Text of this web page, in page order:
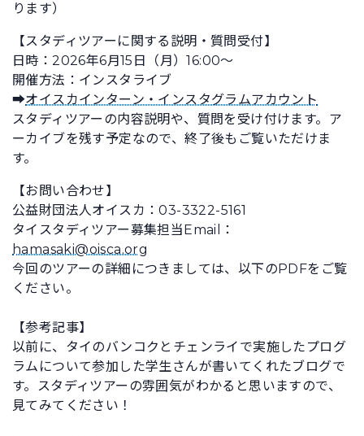
ります）
【スタディツアーに関する説明・質問受付】
日時：2026年6月15日（月）16:00～
開催方法：インスタライブ
➡オイスカインターン・インスタグラムアカウント
スタディツアーの内容説明や、質問を受け付けます。ア
ーカイブを残す予定なので、終了後もご覧いただけま
す。
【お問い合わせ】
公益財団法人オイスカ：03-3322-5161
タイスタディツアー募集担当Email：
hamasaki@oisca.org
今回のツアーの詳細につきましては、以下のPDFをご覧
ください。
【参考記事】
以前に、タイのバンコクとチェンライで実施したプログ
ラムについて参加した学生さんが書いてくれたブログで
す。スタディツアーの雰囲気がわかると思いますので、
見てみてください！